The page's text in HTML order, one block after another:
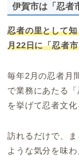
伊賀市は「忍者
忍者の里として
月22日に「忍者
毎年2月の忍者月
で業務にあたる
を挙げて忍者文化
訪れるだけで、
ような気分を味わ